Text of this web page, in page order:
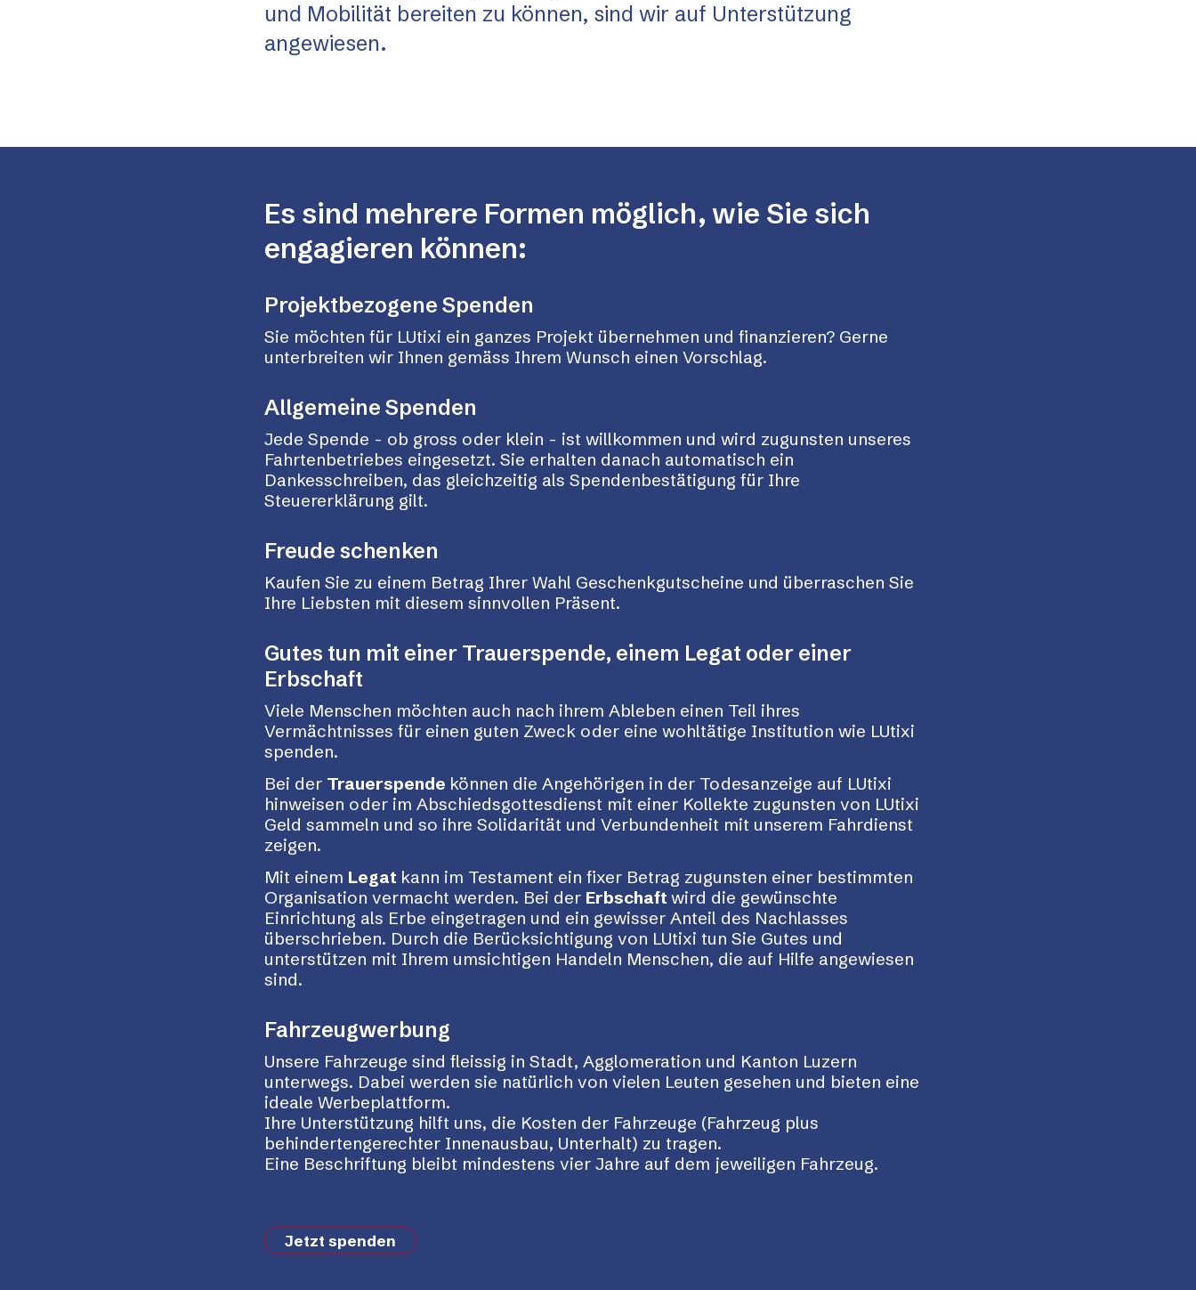
und Mobilität bereiten zu können, sind wir auf Unterstützung
angewiesen.
Es sind mehrere Formen möglich, wie Sie sich
engagieren können:
Projektbezogene Spenden
Sie möchten für LUtixi ein ganzes Projekt übernehmen und finanzieren? Gerne
unterbreiten wir Ihnen gemäss Ihrem Wunsch einen Vorschlag.
Allgemeine Spenden
Jede Spende - ob gross oder klein - ist willkommen und wird zugunsten unseres
Fahrtenbetriebes eingesetzt. Sie erhalten danach automatisch ein
Dankesschreiben, das gleichzeitig als Spendenbestätigung für Ihre
Steuererklärung gilt.
Freude schenken
Kaufen Sie zu einem Betrag Ihrer Wahl Geschenkgutscheine und überraschen Sie
Ihre Liebsten mit diesem sinnvollen Präsent.
Gutes tun mit einer Trauerspende, einem Legat oder einer
Erbschaft
Viele Menschen möchten auch nach ihrem Ableben einen Teil ihres
Vermächtnisses für einen guten Zweck oder eine wohltätige Institution wie LUtixi
spenden.
Bei der Trauerspende können die Angehörigen in der Todesanzeige auf LUtixi
hinweisen oder im Abschiedsgottesdienst mit einer Kollekte zugunsten von LUtixi
Geld sammeln und so ihre Solidarität und Verbundenheit mit unserem Fahrdienst
zeigen.
Mit einem Legat kann im Testament ein fixer Betrag zugunsten einer bestimmten
Organisation vermacht werden. Bei der Erbschaft wird die gewünschte
Einrichtung als Erbe eingetragen und ein gewisser Anteil des Nachlasses
überschrieben. Durch die Berücksichtigung von LUtixi tun Sie Gutes und
unterstützen mit Ihrem umsichtigen Handeln Menschen, die auf Hilfe angewiesen
sind.
Fahrzeugwerbung
Unsere Fahrzeuge sind fleissig in Stadt, Agglomeration und Kanton Luzern
unterwegs. Dabei werden sie natürlich von vielen Leuten gesehen und bieten eine
ideale Werbeplattform.
Ihre Unterstützung hilft uns, die Kosten der Fahrzeuge (Fahrzeug plus
behindertengerechter Innenausbau, Unterhalt) zu tragen.
Eine Beschriftung bleibt mindestens vier Jahre auf dem jeweiligen Fahrzeug.
Jetzt spenden